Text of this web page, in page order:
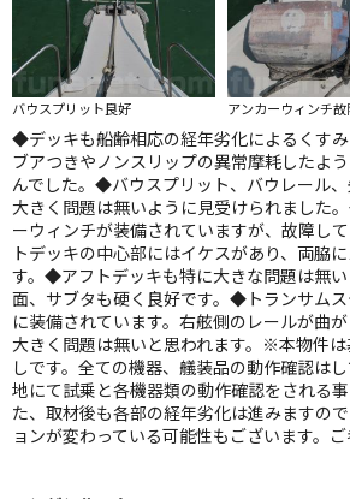
バウスプリット良好 アンカーウィンチ故
◆デッキも船齢相応の経年劣化によるくすみ
ブアつきやノンスリップの異常摩耗したよ
んでした。◆バウスプリット、バウレール
大きく問題は無いように見受けられました
ーウィンチが装備されていますが、故障し
トデッキの中心部にはイケスがあり、両脇
す。◆アフトデッキも特に大きな問題は無
面、サブタも硬く良好です。◆トランサム
に装備されています。右舷側のレールが曲
大きく問題は無いと思われます。※本物件
しです。全ての機器、艤装品の動作確認は
地にて試乗と各機器類の動作確認をされる
た、取材後も各部の経年劣化は進みますの
ョンが変わっている可能性もございます。ご